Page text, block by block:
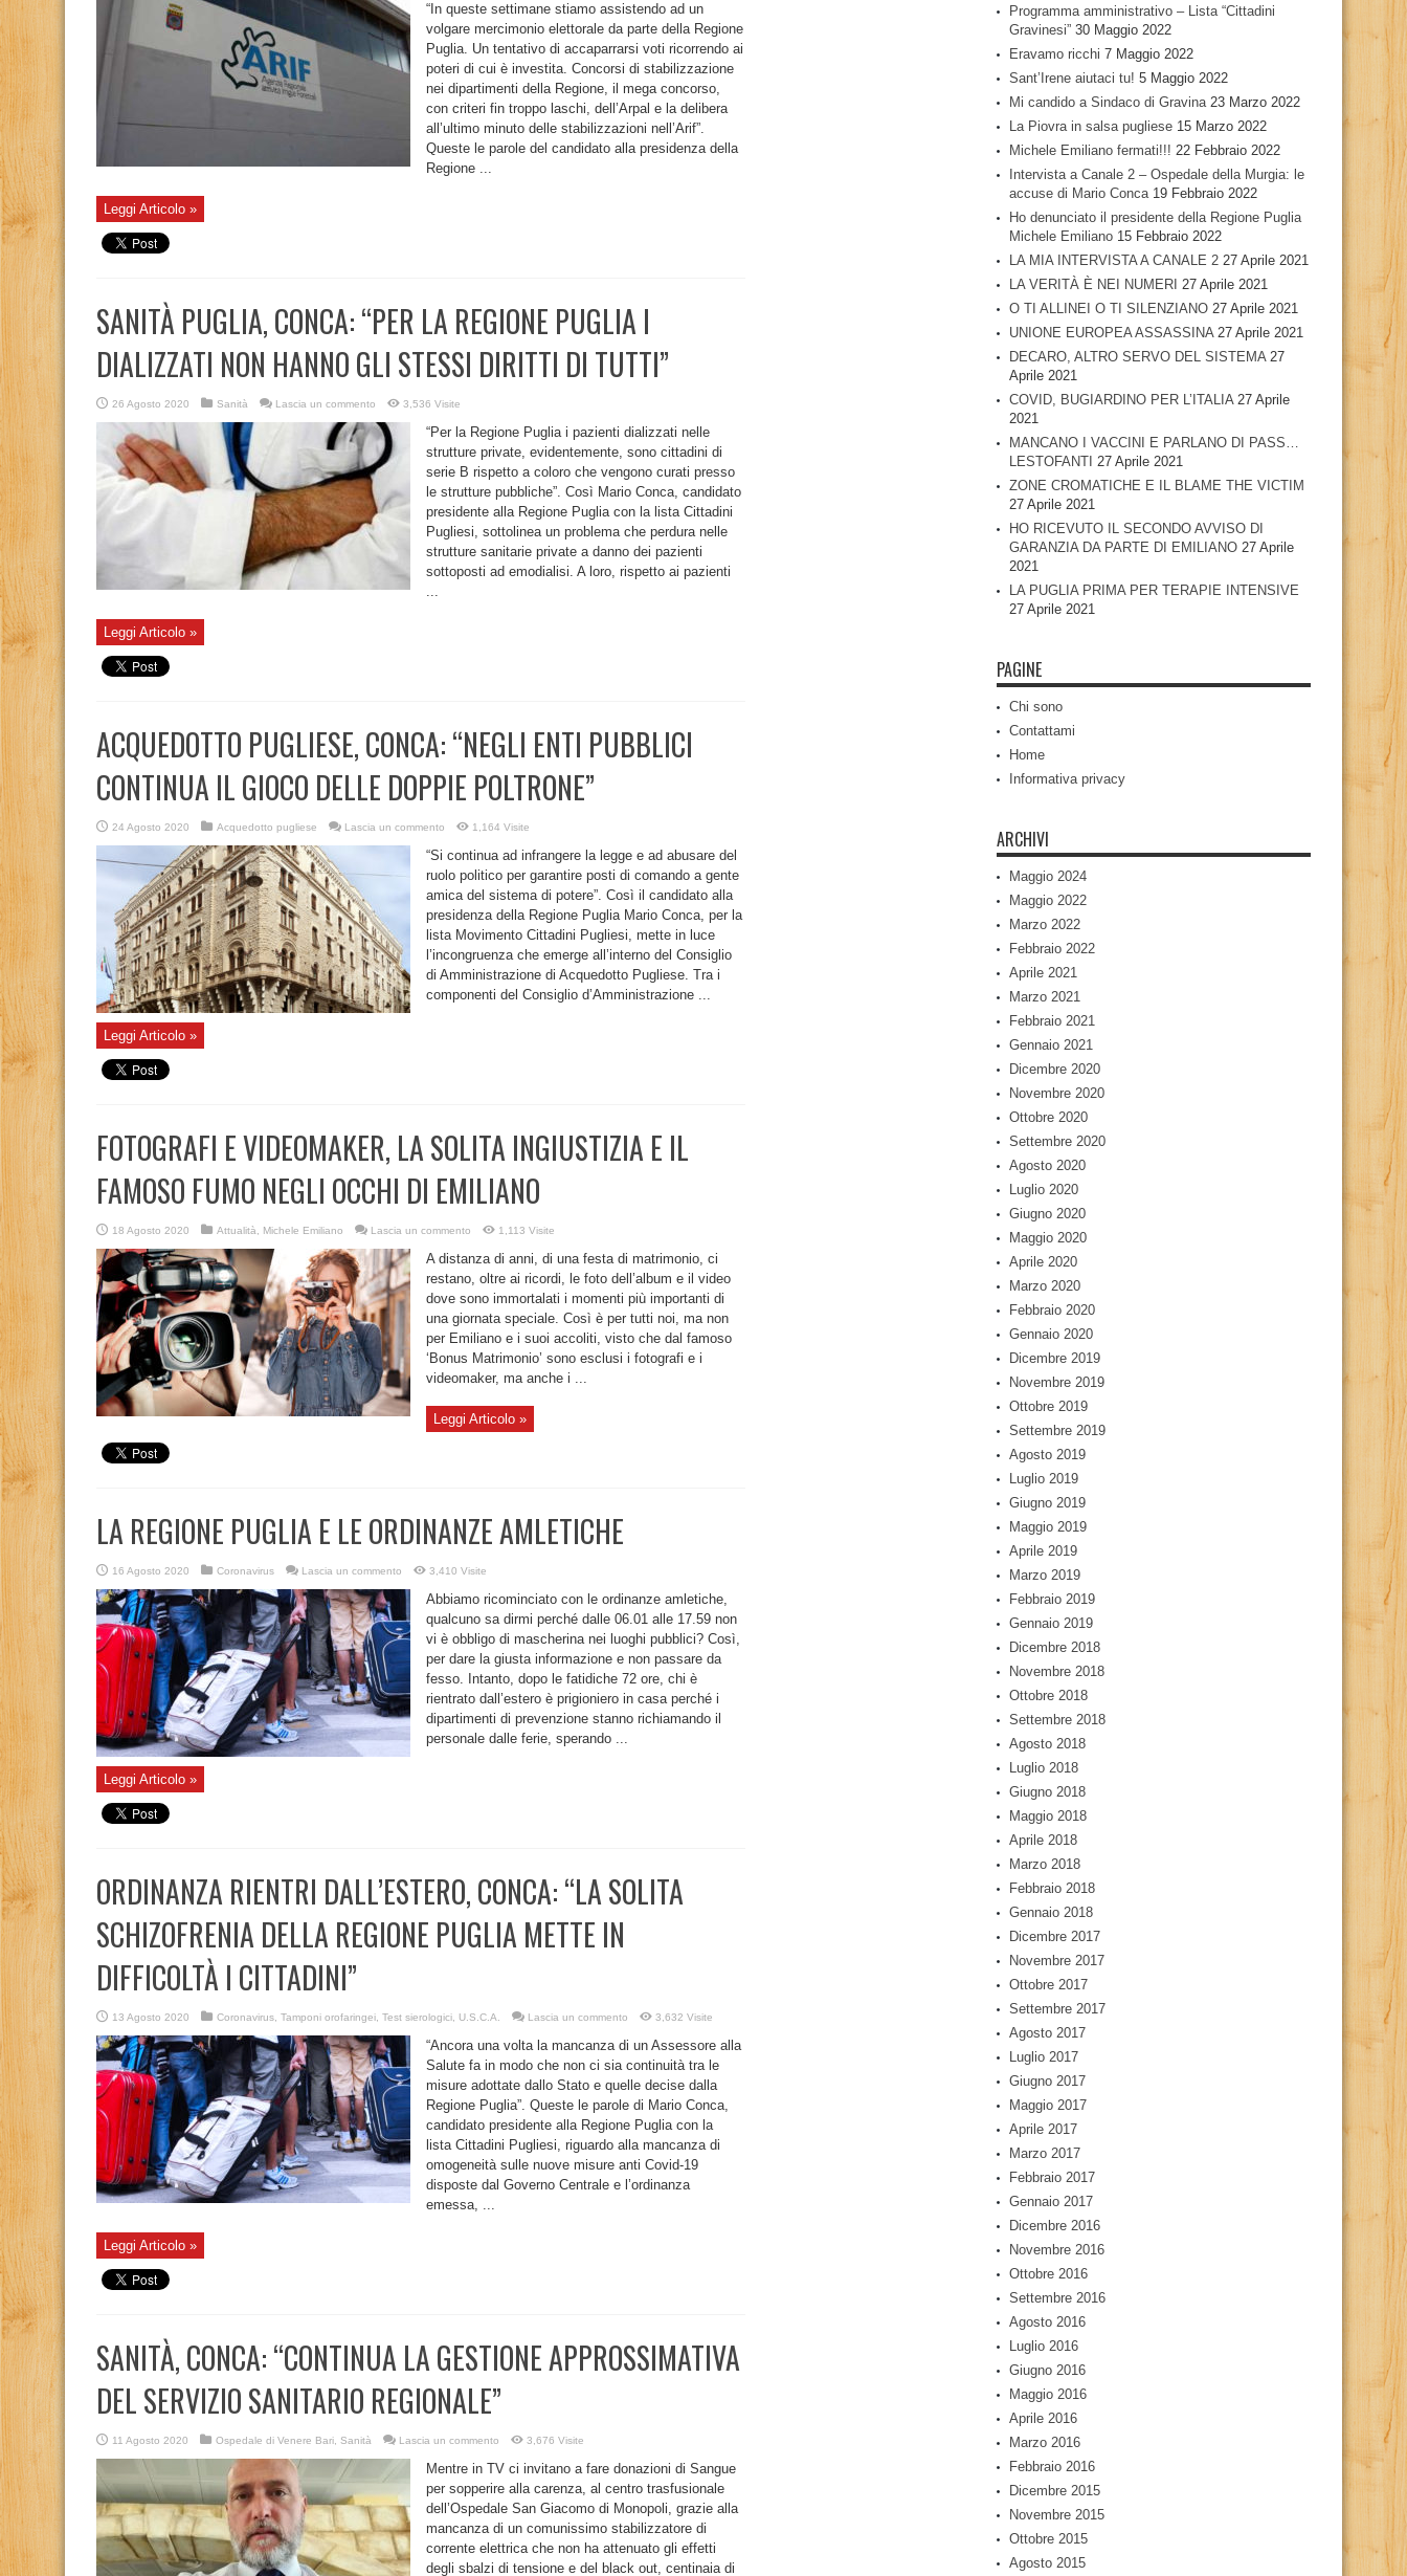
“In queste settimane stiamo assistendo ad un
volgare mercimonio elettorale da parte della Regione
Puglia. Un tentativo di accaparrarsi voti ricorrendo ai
poteri di cui è investita. Concorsi di stabilizzazione
nei dipartimenti della Regione, il mega concorso,
con criteri fin troppo laschi, dell’Arpal e la delibera
all’ultimo minuto delle stabilizzazioni nell’Arif”.
Queste le parole del candidato alla presidenza della
Regione ...
Leggi Articolo »
SANITÀ PUGLIA, CONCA: “PER LA REGIONE PUGLIA I
DIALIZZATI NON HANNO GLI STESSI DIRITTI DI TUTTI”
26 Agosto 2020 Sanità Lascia un commento 3,536 Visite
“Per la Regione Puglia i pazienti dializzati nelle
strutture private, evidentemente, sono cittadini di
serie B rispetto a coloro che vengono curati presso
le strutture pubbliche”. Così Mario Conca, candidato
presidente alla Regione Puglia con la lista Cittadini
Pugliesi, sottolinea un problema che perdura nelle
strutture sanitarie private a danno dei pazienti
sottoposti ad emodialisi. A loro, rispetto ai pazienti
...
Leggi Articolo »
ACQUEDOTTO PUGLIESE, CONCA: “NEGLI ENTI PUBBLICI
CONTINUA IL GIOCO DELLE DOPPIE POLTRONE”
24 Agosto 2020 Acquedotto pugliese Lascia un commento 1,164 Visite
“Si continua ad infrangere la legge e ad abusare del
ruolo politico per garantire posti di comando a gente
amica del sistema di potere”. Così il candidato alla
presidenza della Regione Puglia Mario Conca, per la
lista Movimento Cittadini Pugliesi, mette in luce
l’incongruenza che emerge all’interno del Consiglio
di Amministrazione di Acquedotto Pugliese. Tra i
componenti del Consiglio d’Amministrazione ...
Leggi Articolo »
FOTOGRAFI E VIDEOMAKER, LA SOLITA INGIUSTIZIA E IL
FAMOSO FUMO NEGLI OCCHI DI EMILIANO
18 Agosto 2020 Attualità Michele Emiliano Lascia un commento 1,113 Visite
A distanza di anni, di una festa di matrimonio, ci
restano, oltre ai ricordi, le foto dell’album e il video
dove sono immortalati i momenti più importanti di
una giornata speciale. Così è per tutti noi, ma non
per Emiliano e i suoi accoliti, visto che dal famoso
‘Bonus Matrimonio’ sono esclusi i fotografi e i
videomaker, ma anche i ...
Leggi Articolo »
LA REGIONE PUGLIA E LE ORDINANZE AMLETICHE
16 Agosto 2020 Coronavirus Lascia un commento 3,410 Visite
Abbiamo ricominciato con le ordinanze amletiche,
qualcuno sa dirmi perché dalle 06.01 alle 17.59 non
vi è obbligo di mascherina nei luoghi pubblici? Così,
per dare la giusta informazione e non passare da
fesso. Intanto, dopo le fatidiche 72 ore, chi è
rientrato dall’estero è prigioniero in casa perché i
dipartimenti di prevenzione stanno richiamando il
personale dalle ferie, sperando ...
Leggi Articolo »
ORDINANZA RIENTRI DALL’ESTERO, CONCA: “LA SOLITA
SCHIZOFRENIA DELLA REGIONE PUGLIA METTE IN
DIFFICOLTÀ I CITTADINI”
13 Agosto 2020 Coronavirus Tamponi orofaringei Test sierologici U.S.C.A. Lascia un commento 3,632 Visite
“Ancora una volta la mancanza di un Assessore alla
Salute fa in modo che non ci sia continuità tra le
misure adottate dallo Stato e quelle decise dalla
Regione Puglia”. Queste le parole di Mario Conca,
candidato presidente alla Regione Puglia con la
lista Cittadini Pugliesi, riguardo alla mancanza di
omogeneità sulle nuove misure anti Covid-19
disposte dal Governo Centrale e l’ordinanza
emessa, ...
Leggi Articolo »
SANITÀ, CONCA: “CONTINUA LA GESTIONE APPROSSIMATIVA
DEL SERVIZIO SANITARIO REGIONALE”
11 Agosto 2020 Ospedale di Venere Bari Sanità Lascia un commento 3,676 Visite
Mentre in TV ci invitano a fare donazioni di Sangue
per sopperire alla carenza, al centro trasfusionale
dell’Ospedale San Giacomo di Monopoli, grazie alla
mancanza di un comunissimo stabilizzatore di
corrente elettrica che non ha attenuato gli effetti
degli sbalzi di tensione e del black out, centinaia di
Programma amministrativo – Lista “Cittadini
Gravinesi” 30 Maggio 2022
Eravamo ricchi 7 Maggio 2022
Sant’Irene aiutaci tu! 5 Maggio 2022
Mi candido a Sindaco di Gravina 23 Marzo 2022
La Piovra in salsa pugliese 15 Marzo 2022
Michele Emiliano fermati!!! 22 Febbraio 2022
Intervista a Canale 2 – Ospedale della Murgia: le
accuse di Mario Conca 19 Febbraio 2022
Ho denunciato il presidente della Regione Puglia
Michele Emiliano 15 Febbraio 2022
LA MIA INTERVISTA A CANALE 2 27 Aprile 2021
LA VERITÀ È NEI NUMERI 27 Aprile 2021
O TI ALLINEI O TI SILENZIANO 27 Aprile 2021
UNIONE EUROPEA ASSASSINA 27 Aprile 2021
DECARO, ALTRO SERVO DEL SISTEMA 27
Aprile 2021
COVID, BUGIARDINO PER L’ITALIA 27 Aprile
2021
MANCANO I VACCINI E PARLANO DI PASS…
LESTOFANTI 27 Aprile 2021
ZONE CROMATICHE E IL BLAME THE VICTIM
27 Aprile 2021
HO RICEVUTO IL SECONDO AVVISO DI
GARANZIA DA PARTE DI EMILIANO 27 Aprile
2021
LA PUGLIA PRIMA PER TERAPIE INTENSIVE
27 Aprile 2021
PAGINE
Chi sono
Contattami
Home
Informativa privacy
ARCHIVI
Maggio 2024
Maggio 2022
Marzo 2022
Febbraio 2022
Aprile 2021
Marzo 2021
Febbraio 2021
Gennaio 2021
Dicembre 2020
Novembre 2020
Ottobre 2020
Settembre 2020
Agosto 2020
Luglio 2020
Giugno 2020
Maggio 2020
Aprile 2020
Marzo 2020
Febbraio 2020
Gennaio 2020
Dicembre 2019
Novembre 2019
Ottobre 2019
Settembre 2019
Agosto 2019
Luglio 2019
Giugno 2019
Maggio 2019
Aprile 2019
Marzo 2019
Febbraio 2019
Gennaio 2019
Dicembre 2018
Novembre 2018
Ottobre 2018
Settembre 2018
Agosto 2018
Luglio 2018
Giugno 2018
Maggio 2018
Aprile 2018
Marzo 2018
Febbraio 2018
Gennaio 2018
Dicembre 2017
Novembre 2017
Ottobre 2017
Settembre 2017
Agosto 2017
Luglio 2017
Giugno 2017
Maggio 2017
Aprile 2017
Marzo 2017
Febbraio 2017
Gennaio 2017
Dicembre 2016
Novembre 2016
Ottobre 2016
Settembre 2016
Agosto 2016
Luglio 2016
Giugno 2016
Maggio 2016
Aprile 2016
Marzo 2016
Febbraio 2016
Dicembre 2015
Novembre 2015
Ottobre 2015
Agosto 2015